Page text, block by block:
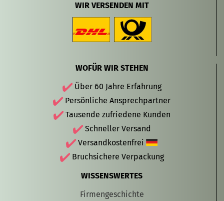
WIR VERSENDEN MIT
WOFÜR WIR STEHEN
Über 60 Jahre Erfahrung
Persönliche Ansprechpartner
Tausende zufriedene Kunden
Schneller Versand
Versandkostenfrei
Bruchsichere Verpackung
WISSENSWERTES
Firmengeschichte